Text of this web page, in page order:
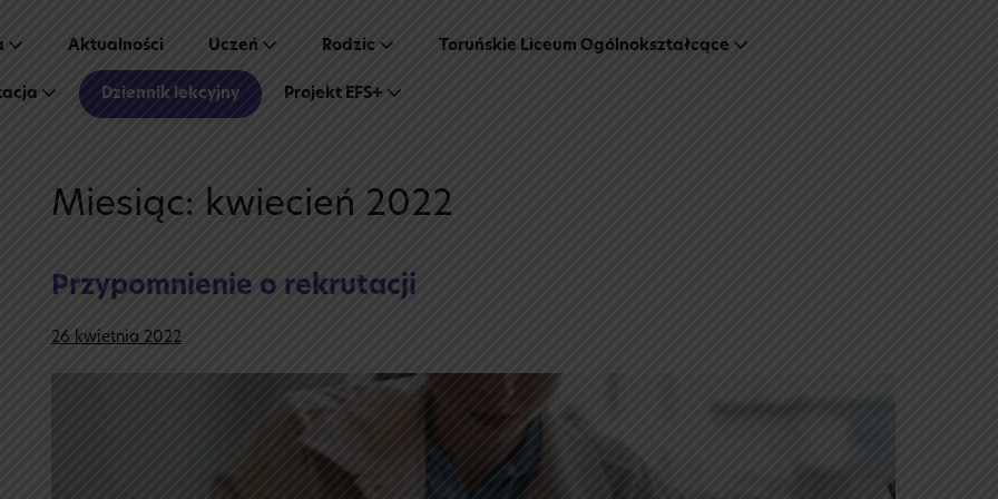
Aktualności Uczeń Rodzic Toruńskie Liceum Ogólnokształcące
Dziennik lekcyjny Projekt EFS+
Miesiąc: kwiecień 2022
Przypomnienie o rekrutacji
26 kwietnia 2022